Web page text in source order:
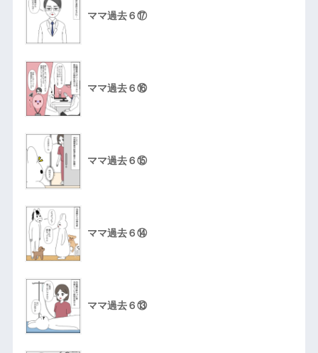
ママ過去６⑰
ママ過去６⑯
ママ過去６⑮
ママ過去６⑭
ママ過去６⑬